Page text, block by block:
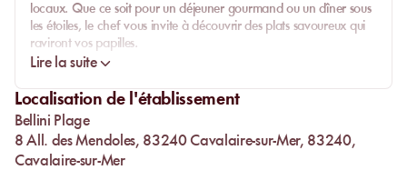
locaux. Que ce soit pour un déjeuner gourmand ou un dîner sous
les étoiles, le chef vous invite à découvrir des plats savoureux qui
raviront vos papilles.
Le Bellini Bar est également un lieu incontournable pour déguster
des cocktails créatifs tout en admirant la vue panoramique sur la
mer. Laissez-vous séduire par l'ambiance festive et conviviale qui
règne lors des soirées à Bellini Plage.
Lire la suite
Localisation de l'établissement
Bellini Plage
8 All. des Mendoles, 83240 Cavalaire-sur-Mer, 83240,
Cavalaire-sur-Mer